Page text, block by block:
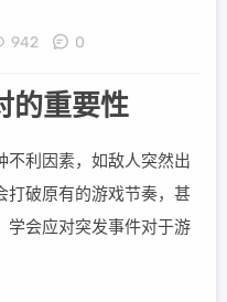
942 0
的重要性
不利因素，如敌人突然出
打破原有的游戏节奏，甚
学会应对突发事件对于游